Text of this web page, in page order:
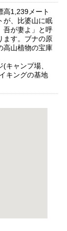
高1,239メート
が、比婆山に眠
吾が妻よ」と呼
ます。ブナの原
高山植物の宝庫
キャンプ場、
キングの基地